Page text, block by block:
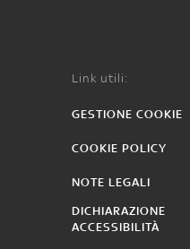
Link utili:
GESTIONE COOKIE
COOKIE POLICY
NOTE LEGALI
DICHIARAZIONE
ACCESSIBILITÀ